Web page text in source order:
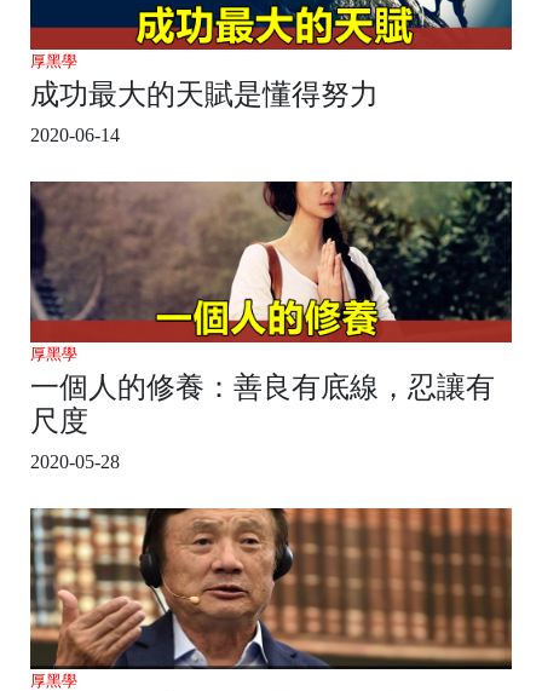
厚黑學
成功最大的天賦是懂得努力
2020-06-14
厚黑學
一個人的修養：善良有底線，忍讓有
尺度
2020-05-28
厚黑學